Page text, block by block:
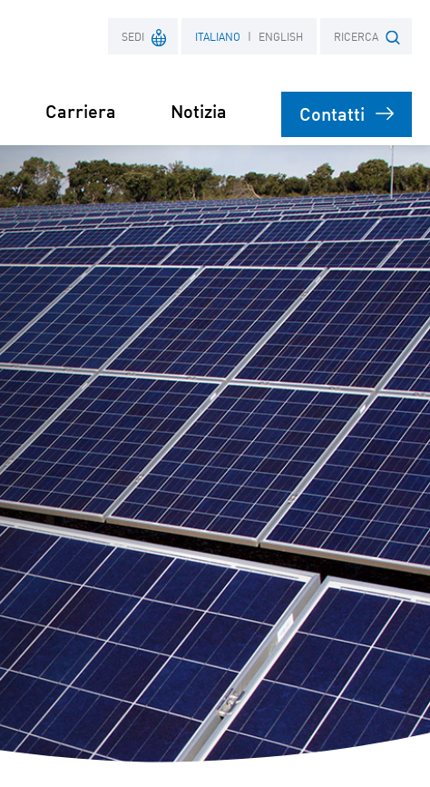
SEDI
Francia
Polonia
ITALIANO ENGLISH RICERCA
Ricerca termine
del Parco
Carriera Notizia Contatti